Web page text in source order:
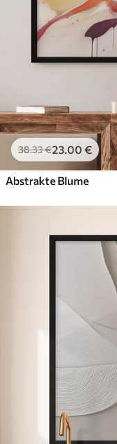
38.33€23.00 €
Abstrakte Blume